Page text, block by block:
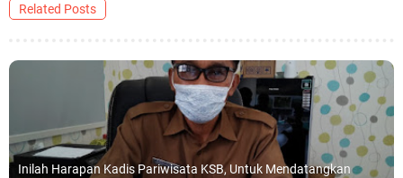
Related Posts
Inilah Harapan Kadis Pariwisata KSB, Untuk Mendatangkan